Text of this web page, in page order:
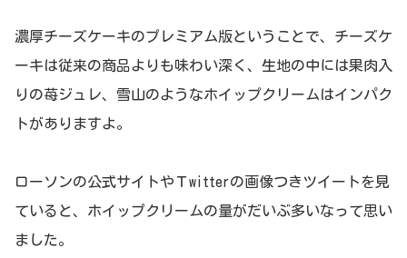
濃厚チーズケーキのプレミアム版ということで、チーズケ
ーキは従来の商品よりも味わい深く、生地の中には果肉入
りの苺ジュレ、雪山のようなホイップクリームはインパク
トがありますよ。
ローソンの公式サイトやＴwitterの画像つきツイートを見
ていると、ホイップクリームの量がだいぶ多いなって思い
ました。